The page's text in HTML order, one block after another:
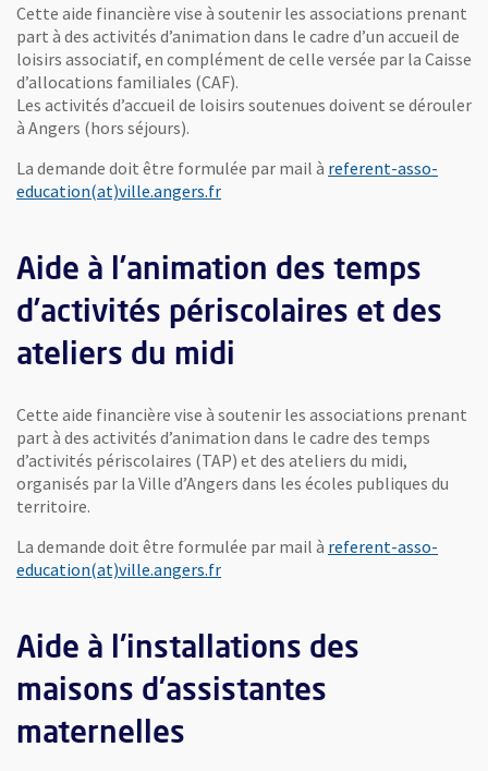
Cette aide financière vise à soutenir les associations prenant
part à des activités d’animation dans le cadre d’un accueil de
loisirs associatif, en complément de celle versée par la Caisse
d’allocations familiales (CAF).
Les activités d’accueil de loisirs soutenues doivent se dérouler
à Angers (hors séjours).
La demande doit être formulée par mail à referent-asso-
education(at)ville.angers.fr, Ouvre une nouvelle fenêtre
Aide à l’animation des temps
d’activités périscolaires et des
ateliers du midi
Cette aide financière vise à soutenir les associations prenant
part à des activités d’animation dans le cadre des temps
d’activités périscolaires (TAP) et des ateliers du midi,
organisés par la Ville d’Angers dans les écoles publiques du
territoire.
La demande doit être formulée par mail à referent-asso-
education(at)ville.angers.fr, Ouvre une nouvelle fenêtre
Aide à l'installations des
maisons d'assistantes
maternelles